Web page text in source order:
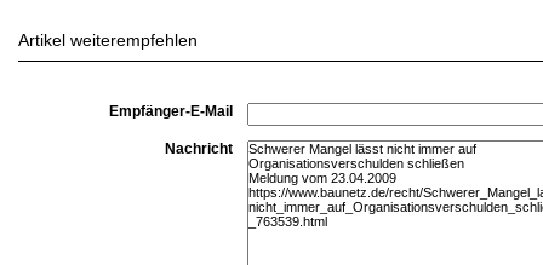
Artikel weiterempfehlen
Empfänger-E-Mail
Nachricht